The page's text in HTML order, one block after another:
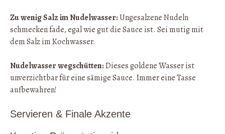
Zu wenig Salz im Nudelwasser:Ungesalzene Nudeln
schmecken fade, egal wie gut die Sauce ist. Sei mutig mit
dem Salz im Kochwasser.
Nudelwasser wegschütten:Dieses goldene Wasser ist
unverzichtbar für eine sämige Sauce. Immer eine Tasse
aufbewahren!
Servieren & Finale Akzente